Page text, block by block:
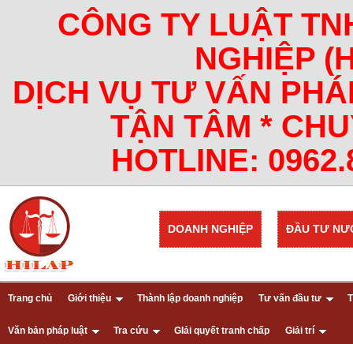
CÔNG TY LUẬT
NGHIỆP
DỊCH VỤ TƯ VẤN
TẬN TÂM *
HOTLINE:
ĐẦU TƯ
DOANH NGHIỆP
Trang chủ Giới thiệu Thành lập doanh nghiệp Tư vấn đầu tư
Văn bản pháp luật Tra cứu GIải quyết tranh chấp Giải trí